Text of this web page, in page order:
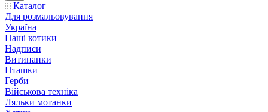
Каталог
Для розмальовування
Україна
Наші котики
Надписи
Витинанки
Пташки
Герби
Військова техніка
Ляльки мотанки